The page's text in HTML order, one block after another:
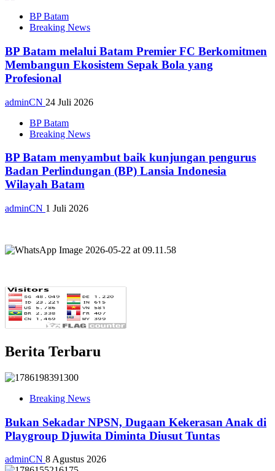
BP Batam
Breaking News
BP Batam melalui Batam Premier FC Berkomitmen
Membangun Ekosistem Sepak Bola yang
Profesional
adminCN 24 Juli 2026
BP Batam
Breaking News
BP Batam menyambut baik kunjungan pengurus
Badan Perlindungan (BP) Lansia Indonesia
Wilayah Batam
adminCN 1 Juli 2026
Berita Terbaru
Breaking News
Bukan Sekadar NPSN, Dugaan Kekerasan Anak di
Playgroup Djuwita Diminta Diusut Tuntas
adminCN 8 Agustus 2026